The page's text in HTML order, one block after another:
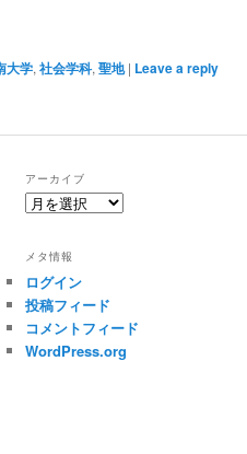
大学, 社会学科, 聖地 | Leave a reply
アーカイブ
ア
イ
ブ
メタ情報
ログイン
投稿フィード
コメントフィード
WordPress.org